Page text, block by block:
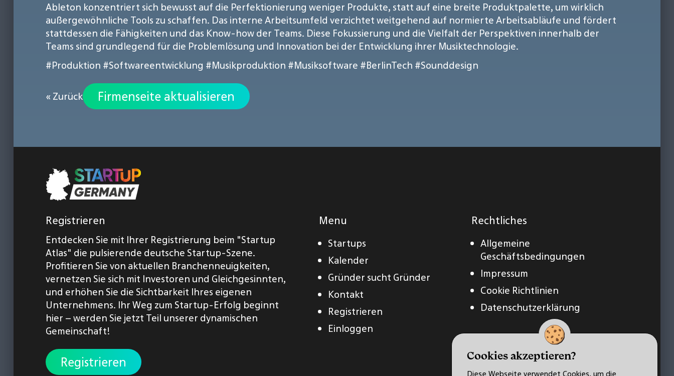
Ableton konzentriert sich bewusst auf die Perfektionierung weniger Produkte, statt auf eine breite Produktpalette, um wirklich
außergewöhnliche Tools zu schaffen. Das interne Arbeitsumfeld verzichtet weitgehend auf normierte Arbeitsabläufe und fördert
stattdessen die Fähigkeiten und das Know-how der Teams. Diese Fokussierung und die Vielfalt der Perspektiven innerhalb der
Teams sind grundlegend für die Problemlösung und Innovation bei der Entwicklung ihrer Musiktechnologie.
#Produktion #Softwareentwicklung #Musikproduktion #Musiksoftware #BerlinTech #Sounddesign
« Zurück Firmenseite aktualisieren
Registrieren
Entdecken Sie mit Ihrer Registrierung beim "Startup
Atlas" die pulsierende deutsche Startup-Szene.
Profitieren Sie von aktuellen Branchenneuigkeiten,
vernetzen Sie sich mit Investoren und Gleichgesinnten,
und erhöhen Sie die Sichtbarkeit Ihres eigenen
Unternehmens. Ihr Weg zum Startup-Erfolg beginnt
hier – werden Sie jetzt Teil unserer dynamischen
Gemeinschaft!
Registrieren
Menu
Startups
Kalender
Gründer sucht Gründer
Kontakt
Registrieren
Einloggen
Rechtliches
Allgemeine
Geschäftsbedingungen
Impressum
Cookie Richtlinien
Datenschutzerklärung
Cookies akzeptieren?
Diese Webseite verwendet Cookies, um die